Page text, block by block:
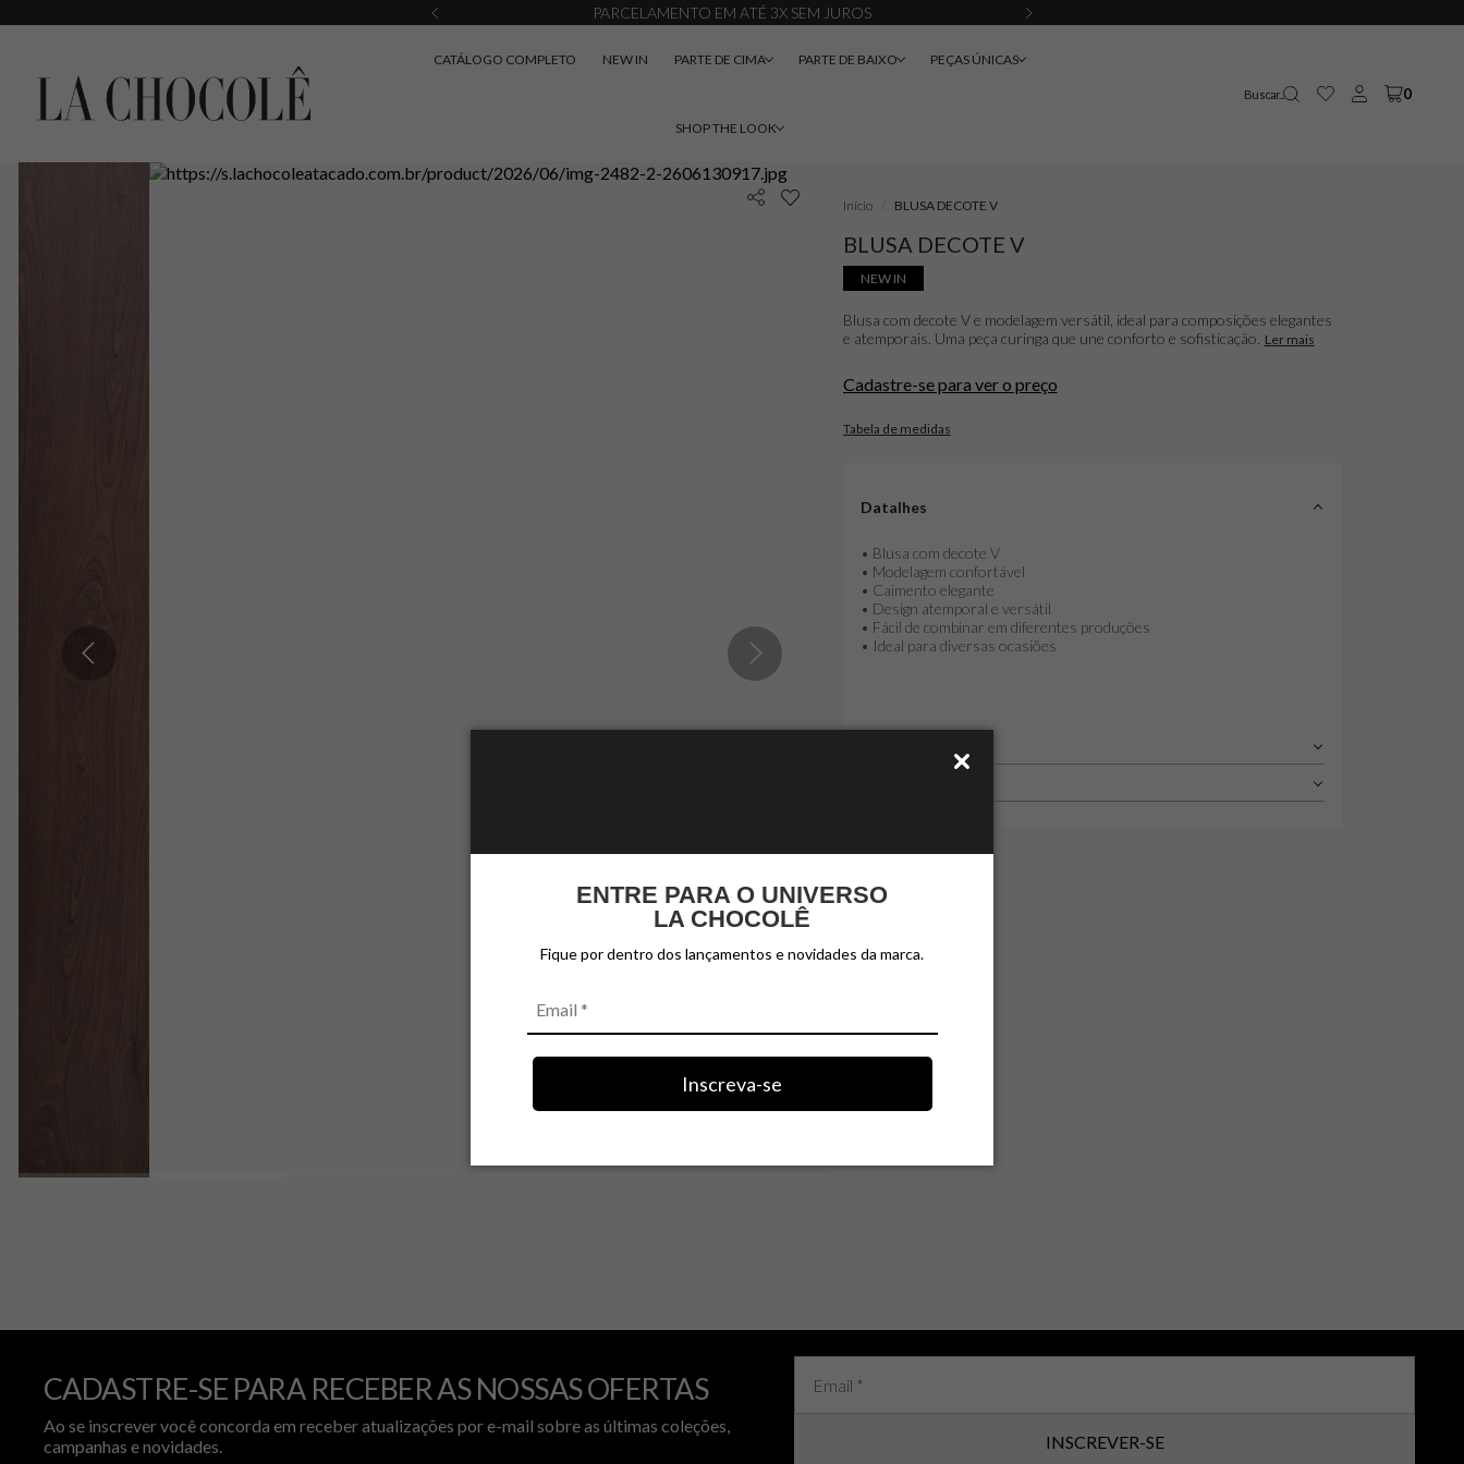
ENTRE PARA O UNIVERSO
LA CHOCOLÊ
Fique por dentro dos lançamentos e novidades da marca.
Inscreva-se
PARCELAMENTO EM ATÉ 3X SEM JUROS
CATÁLOGO COMPLETO NEW IN PARTE DE CIMA PARTE DE BAIXO PEÇAS ÚNICAS
SHOP THE LOOK
0
Início BLUSA DECOTE V
BLUSA DECOTE V
NEW IN
Blusa com decote V e modelagem versátil, ideal para composições elegantes
e atemporais. Uma peça curinga que une conforto e sofisticação. Ler mais
Cadastre-se para ver o preço
Tabela de medidas
Datalhes
• Blusa com decote V
• Modelagem confortável
• Caimento elegante
• Design atemporal e versátil
• Fácil de combinar em diferentes produções
• Ideal para diversas ocasiões
CADASTRE-SE PARA RECEBER AS NOSSAS OFERTAS
Ao se inscrever você concorda em receber atualizações por e-mail sobre as últimas coleções,
campanhas e novidades.
INSCREVER-SE